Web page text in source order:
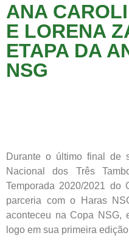
ANA
E LORENA
ETAPA DA
NSG
Durante o último final de
Nacional dos Três
Temporada 2020/2021 do
parceria com o Haras
aconteceu na Copa NSG,
logo em sua primeira